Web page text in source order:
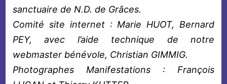
sanctuaire de N.D. de Grâces.
Comité site internet : Marie HUOT, Bernard
PEY, avec l’aide technique de notre
webmaster bénévole, Christian GIMMIG.
Photographes Manifestations : François